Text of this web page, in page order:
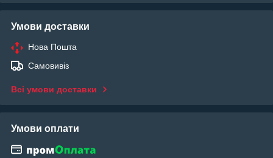
Умови доставки
Нова Пошта
Самовивіз
Всі умови доставки
Умови оплати